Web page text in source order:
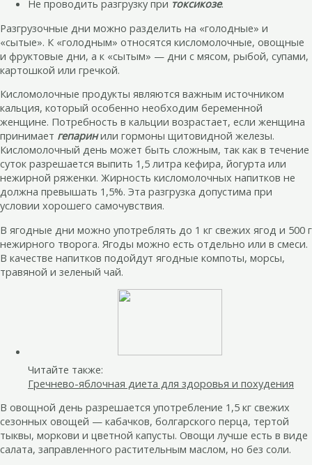
Не проводить разгрузку при токсикозе.
Разгрузочные дни можно разделить на «голодные» и
«сытые». К «голодным» относятся кисломолочные, овощные
и фруктовые дни, а к «сытым» — дни с мясом, рыбой, супами,
картошкой или гречкой.
Кисломолочные продукты являются важным источником
кальция, который особенно необходим беременной
женщине. Потребность в кальции возрастает, если женщина
принимает гепаринили гормоны щитовидной железы.
Кисломолочный день может быть сложным, так как в течение
суток разрешается выпить 1,5 литра кефира, йогурта или
нежирной ряженки. Жирность кисломолочных напитков не
должна превышать 1,5%. Эта разгрузка допустима при
условии хорошего самочувствия.
В ягодные дни можно употреблять до 1 кг свежих ягод и 500 г
нежирного творога. Ягоды можно есть отдельно или в смеси.
В качестве напитков подойдут ягодные компоты, морсы,
травяной и зеленый чай.
Читайте также:
Гречнево-яблочная диета для здоровья и похудения
В овощной день разрешается употребление 1,5 кг свежих
сезонных овощей — кабачков, болгарского перца, тертой
тыквы, моркови и цветной капусты. Овощи лучше есть в виде
салата, заправленного растительным маслом, но без соли.